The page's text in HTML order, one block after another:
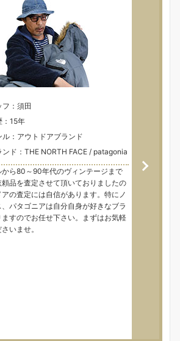
：須田
15年
：アウトドアブランド
ド：THE NORTH FACE / patagonia
から80～90年代のヴィンテージまで
品を査定させて頂いておりましたの
の査定には自信があります。特にノ
パタゴニアは自分自身が好きなブラ
すのでお任せ下さい。まずはお気軽
いませ。